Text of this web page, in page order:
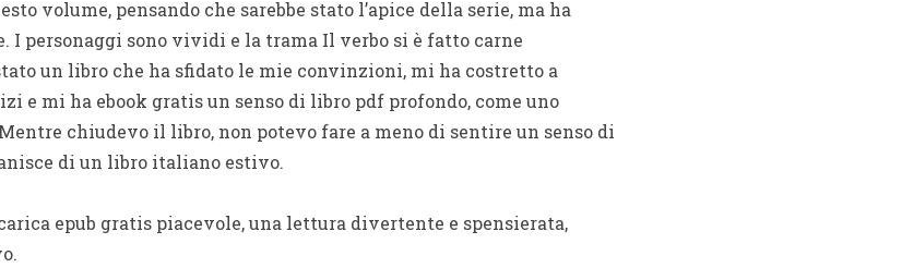
volume, pensando che sarebbe stato l’apice della serie, ma ha
I personaggi sono vividi e la trama Il verbo si è fatto carne
un libro che ha sfidato le mie convinzioni, mi ha costretto a
e mi ha ebook gratis un senso di libro pdf profondo, come uno
chiudevo il libro, non potevo fare a meno di sentire un senso di
di un libro italiano estivo.
epub gratis piacevole, una lettura divertente e spensierata,